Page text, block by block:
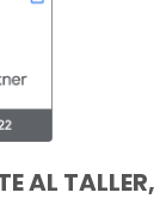
AL